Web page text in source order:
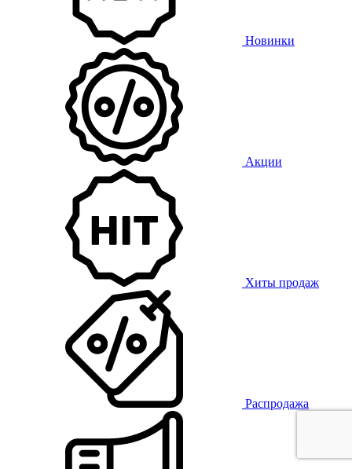
Новинки
Акции
Хиты продаж
Распродажа